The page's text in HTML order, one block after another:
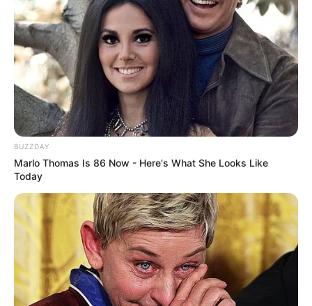
Langka Banget! 10 Pose Lucu
Katak yang Bikin Ketawa
Gemes
Ambyar! 10 Kalimat Baper
Pakai Bahasa Jawa Ini Bikin
Galau Abis
BUZZDAY
Marlo Thomas Is 86 Now - Here's What She Looks Like
Today